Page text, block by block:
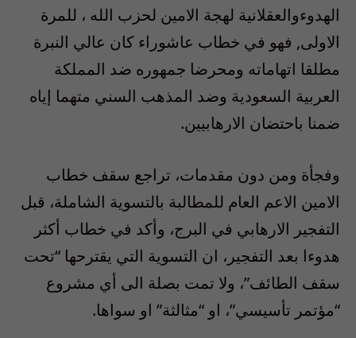
الهدوءوالعقلانية لهجة الامين لحزب الله ، للمرة
الاولى, فهو في خطاب عاشوراء كان عالي النبرة
مطلقا اتهاماته ومحرضا جمهوره ضد المملكة
العربية السعودية وضد المذهب السني متهما إياه
ضمنا باحتضان الارهابيين.
وفجأة ومن دون مقدمات، تراجع سقف خطاب
الامين الاعم العام للمطالبة بالتسوية الشاملة، قبل
التفجير الارهابي في البرج، وأكد في خطاب أكثر
هدوءا بعد التفجير، ان التسوية التي يقترحها “تحت
سقف الطائف”، ولا تمت بصلة الى أي مشروع
“مؤتمر تأسيسي”، او “مثالثة” او سواها.